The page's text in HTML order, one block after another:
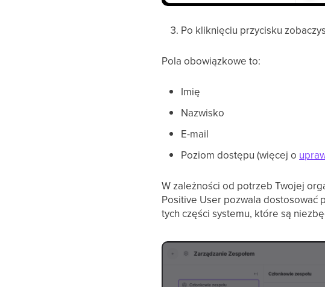
Po kliknięciu przycisku
Pola obowiązkowe to:
Imię
Nazwisko
E-mail
Poziom dostępu (więcej o
W zależności od potrzeb Twojej
Positive User pozwala dostosować
tych części systemu, które są